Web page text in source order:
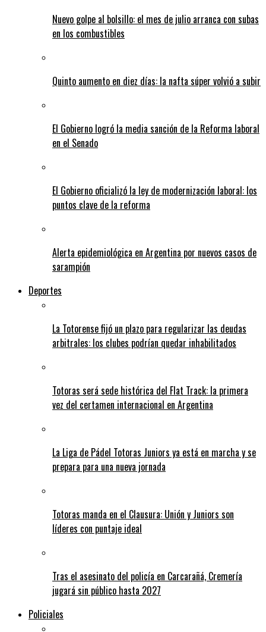
Nuevo golpe al bolsillo: el mes de julio arranca con subas
en los combustibles
Quinto aumento en diez días: la nafta súper volvió a subir
El Gobierno logró la media sanción de la Reforma laboral
en el Senado
El Gobierno oficializó la ley de modernización laboral: los
puntos clave de la reforma
Alerta epidemiológica en Argentina por nuevos casos de
sarampión
Deportes
La Totorense fijó un plazo para regularizar las deudas
arbitrales: los clubes podrían quedar inhabilitados
Totoras será sede histórica del Flat Track: la primera
vez del certamen internacional en Argentina
La Liga de Pádel Totoras Juniors ya está en marcha y se
prepara para una nueva jornada
Totoras manda en el Clausura: Unión y Juniors son
líderes con puntaje ideal
Tras el asesinato del policía en Carcarañá, Cremería
jugará sin público hasta 2027
Policiales